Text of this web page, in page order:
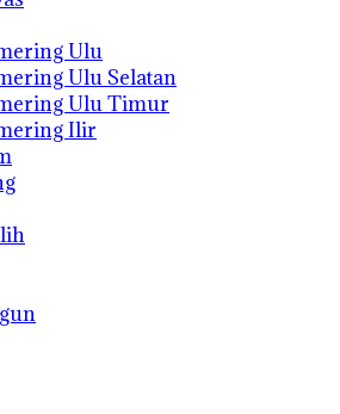
Ulu
Ulu Selatan
Ulu Timur
Ilir